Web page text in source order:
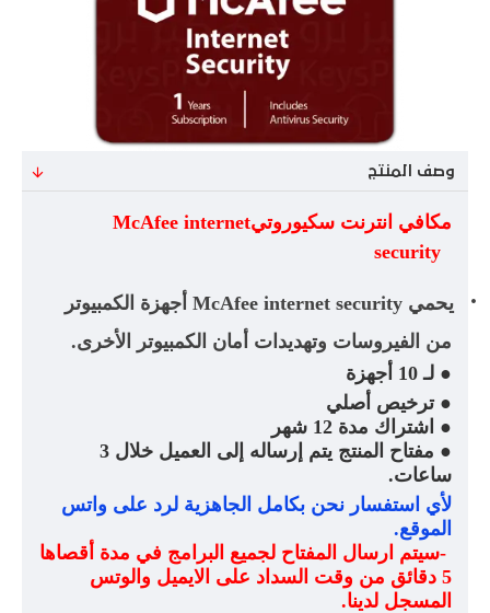
وصف المنتج
مكافي انترنت سكيوروتيMcAfee internet
security
· يحمي McAfee internet security أجهزة الكمبيوتر
من الفيروسات وتهديدات أمان الكمبيوتر الأخرى.
● لـ 10 أجهزة
● ترخيص أصلي
● اشتراك مدة 12 شهر
●
مفتاح المنتج يتم إرساله إلى العميل خلال 3
ساعات.
لأي استفسار نحن بكامل الجاهزية لرد على واتس
الموقع.
-سيتم ارسال المفتاح لجميع البرامج في مدة أقصاها
5 دقائق من وقت السداد على الايميل والوتس
المسجل لدينا.